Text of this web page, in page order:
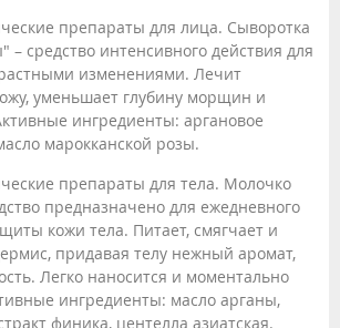
препараты для лица. Сыворотка
– средство интенсивного действия для
изменениями. Лечит
уменьшает глубину морщин и
ингредиенты: аргановое
марокканской розы.
препараты для тела. Молочко
предназначено для ежедневного
кожи тела. Питает, смягчает и
придавая телу нежный аромат,
Легко наносится и моментально
ингредиенты: масло арганы,
финика, центелла азиатская.